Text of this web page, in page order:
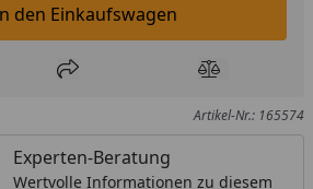
In den Einkaufswagen legen
den Einkaufswagen
Wunschliste hinzufügen
Teilen Produkt
Artikel-Nr.: 165574
Experten-Beratung
Wertvolle Informationen zu diesem